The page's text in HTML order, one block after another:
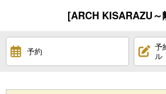
[ARCH KISARAZU～
予約
予
ル